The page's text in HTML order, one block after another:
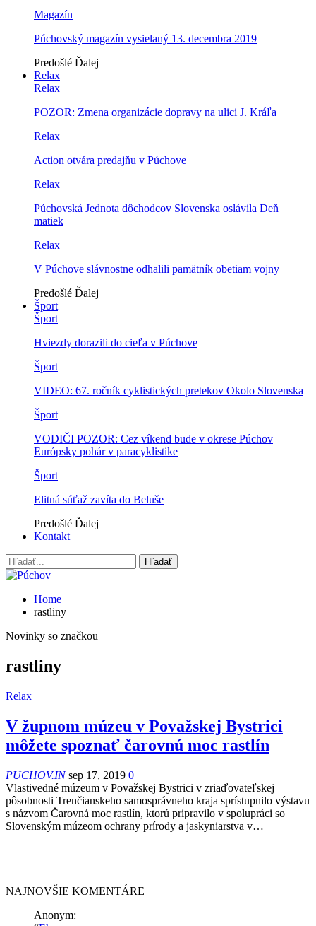
Magazín
Púchovský magazín vysielaný 13. decembra 2019
Predošlé Ďalej
Relax
Relax
POZOR: Zmena organizácie dopravy na ulici J. Kráľa
Relax
Action otvára predajňu v Púchove
Relax
Púchovská Jednota dôchodcov Slovenska oslávila Deň
matiek
Relax
V Púchove slávnostne odhalili pamätník obetiam vojny
Predošlé Ďalej
Šport
Šport
Hviezdy dorazili do cieľa v Púchove
Šport
VIDEO: 67. ročník cyklistických pretekov Okolo Slovenska
Šport
VODIČI POZOR: Cez víkend bude v okrese Púchov
Európsky pohár v paracyklistike
Šport
Elitná súťaž zavíta do Beluše
Predošlé Ďalej
Kontakt
Home
rastliny
Novinky so značkou
rastliny
Relax
V župnom múzeu v Považskej Bystrici
môžete spoznať čarovnú moc rastlín
PUCHOV.INsep 17, 2019 0
Vlastivedné múzeum v Považskej Bystrici v zriaďovateľskej
pôsobnosti Trenčianskeho samosprávneho kraja sprístupnilo výstavu
s názvom Čarovná moc rastlín, ktorú pripravilo v spolupráci so
Slovenským múzeom ochrany prírody a jaskyniarstva v…
NAJNOVŠIE KOMENTÁRE
Anonym: